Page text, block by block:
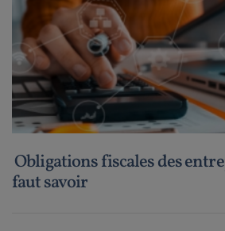
Obligations fiscales des
faut savoir